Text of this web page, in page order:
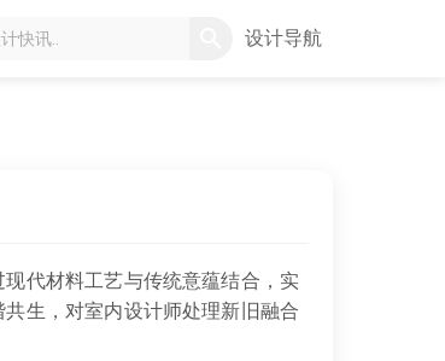
设计导航
现代材料工艺与传统意蕴结合，实
生，对室内设计师处理新旧融合